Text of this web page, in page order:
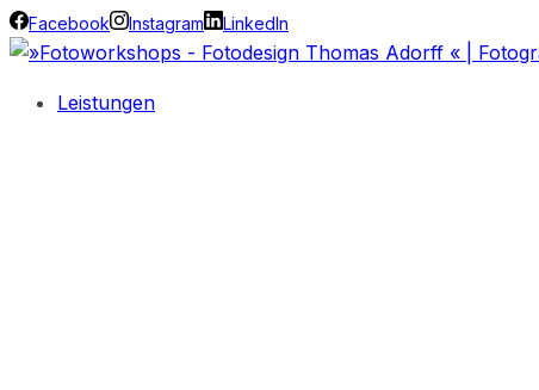
Facebook Instagram LinkedIn
Leistungen